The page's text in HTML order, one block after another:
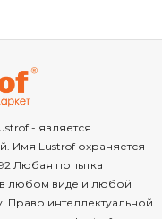
- является
Имя Lustrof охраняется
Любая попытка
в любом виде и любой
Право интеллектуальной